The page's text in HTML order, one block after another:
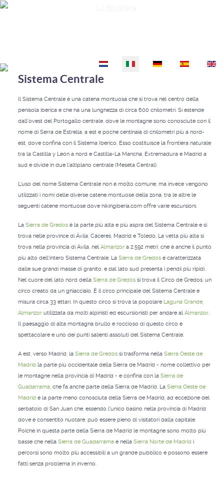
Seleziona la tua lingua
Sistema Centrale
Il Sistema Centrale è una catena montuosa che si trova nel centro della
penisola iberica e che ha una lunghezza di circa 600 chilometri. Si estende
dall'ovest del Portogallo centrale, dove le montagne sono conosciute con il
nome di Serra de Estrella, a est e poche centinaia di chilometri più a nord-
est, dove confina con il Sistema Iberico. Esso costituisce la frontiera naturale
tra la Castilla y León a nord e Castilla-La Mancha, Extremadura e Madrid a
sud e divide in due l'altiplano centrale (Meseta Central).
L'uso del nome Sistema Centrale non è molto comune, ma invece vengono
utilizzati i nomi delle diverse catene montuose della zona, tra le altre le
seguenti catene montuose dove hikingiberia.com offre varie escursioni.
La Sierra de Gredosè la parte più alta e più aspra del Sistema Centrale e si
trova nelle province di Ávila, Cáceres, Madrid e Toledo. La vetta più alta si
trova nella provincia di Ávila, nel Almanzora 2.592 metri, che è anche il punto
più alto dell'intero Sistema Centrale. La Sierra de Gredosè caratterizzata
dalle sue grandi masse di granito, e dal lato sud presenta i pendii più ripidi.
Nel cuore del lato nord della Sierra de Gredossi trova il Circo de Gredos, un
circo creato da un ghiacciaio. È il circo principale del Sistema Centrale e
misura circa 33 ettari. In questo circo si trova la popolare Laguna Grande,
Almanzorutilizzata da molti alpinisti ed escursionisti per andare al Almanzor.
Il paesaggio di alta montagna brullo e roccioso di questo circo è
spettacolare e uno dei punti salienti assoluti del Sistema Centrale.
A est, verso Madrid, la Sierra de Gredossi trasforma nella Sierra Oeste de
Madridla parte più occidentale della Sierra de Madrid - nome collettivo per
le montagne nella provincia di Madrid - e confina con la Sierra de
Guadarrama, che fa anche parte della Sierra de Madrid. La Sierra Oeste de
Madridè la parte meno conosciuta della Sierra de Madrid, ad eccezione del
serbatoio di San Juan che, essendo l'unico basino nella provincia di Madrid
dove è consentito nuotare, può essere pieno di visitatori dalla capitale.
Poiché in questa parte della Sierra de Madrid le montagne sono molto più
basse che nella Sierra de Guadarramae nella Sierra Norte de Madridi
percorsi sono molto più accessibili a un grande pubblico e possono essere
fatti senza problema in inverno.